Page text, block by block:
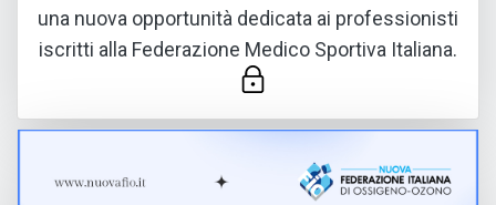
una nuova opportunità dedicata ai professionisti
iscritti alla Federazione Medico Sportiva Italiana.